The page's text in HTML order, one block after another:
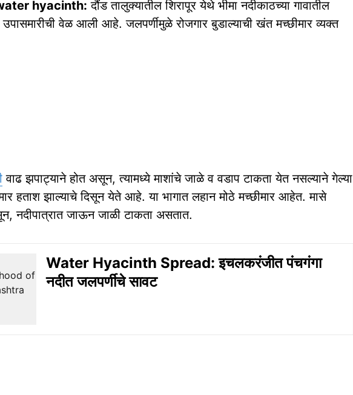
hyacinth: दौंड तालुक्यातील शिरापूर येथे भीमा नदीकाठच्या गावातील
उपासमारीची वेळ आली आहे. जलपर्णीमुळे रोजगार बुडाल्याची खंत मच्छीमार व्यक्त
वाढ झपाट्याने होत असून, त्यामध्ये माशांचे जाळे व वडाप टाकता येत नसल्याने गेल्या
हताश झाल्याचे दिसून येते आहे. या भागात लहान मोठे मच्छीमार आहेत. मासे
नदीपात्रात जाऊन जाळी टाकता असतात.
Water Hyacinth Spread: इचलकरंजीत पंचगंगा
नदीत जलपर्णीचे सावट